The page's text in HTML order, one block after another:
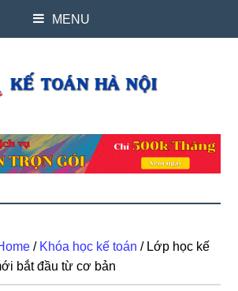
MENU
/ Khóa học kế toán /Lớp học kế
bắt đầu từ cơ bản